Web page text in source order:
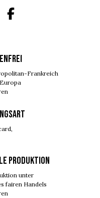
Frankreich
PRODUKTION
unter
fairen Handels